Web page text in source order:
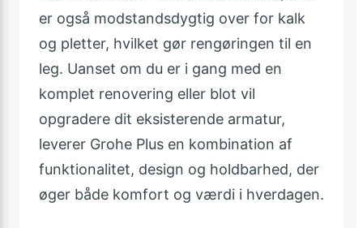
er også modstandsdygtig over for kalk
og pletter, hvilket gør rengøringen til en
leg. Uanset om du er i gang med en
komplet renovering eller blot vil
opgradere dit eksisterende armatur,
leverer Grohe Plus en kombination af
funktionalitet, design og holdbarhed, der
øger både komfort og værdi i hverdagen.